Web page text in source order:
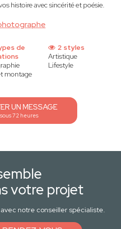
histoire avec sincérité et poésie.
de
montage
2 styles
Artistique
Lifestyle
UN MESSAGE
72 heures
votre projet
notre conseiller spécialiste.